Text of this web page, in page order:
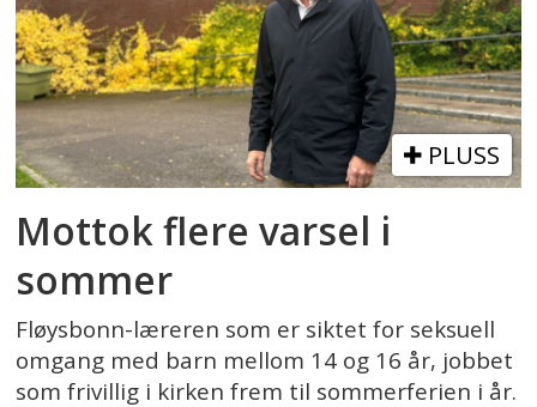
PLUSS
Mottok flere varsel i
sommer
Fløysbonn-læreren som er siktet for seksuell
omgang med barn mellom 14 og 16 år, jobbet
som frivillig i kirken frem til sommerferien i år.